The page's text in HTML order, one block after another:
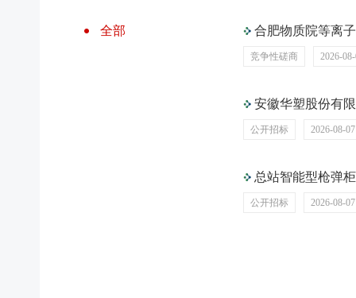
全部 合肥物质院等离子体所ITER
竞争性磋商 2026-
安徽华塑股份有限公司热电分
公开招标 2026-08-07
总站智能型枪弹
公开招标 2026-08-07